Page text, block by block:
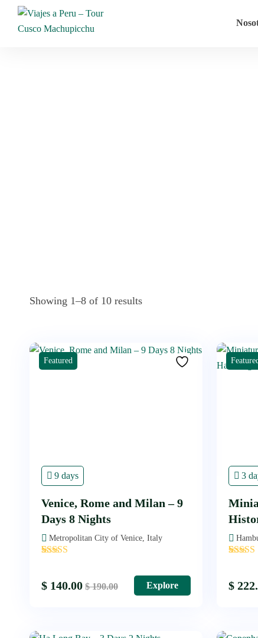
Showing 1–8 of 10 results
Featured
9 days
Venice, Rome and Milan – 9
Days 8 Nights
Metropolitan City of Venice, Italy
'
$ 140.00 $190.00 Explore
3
'
$